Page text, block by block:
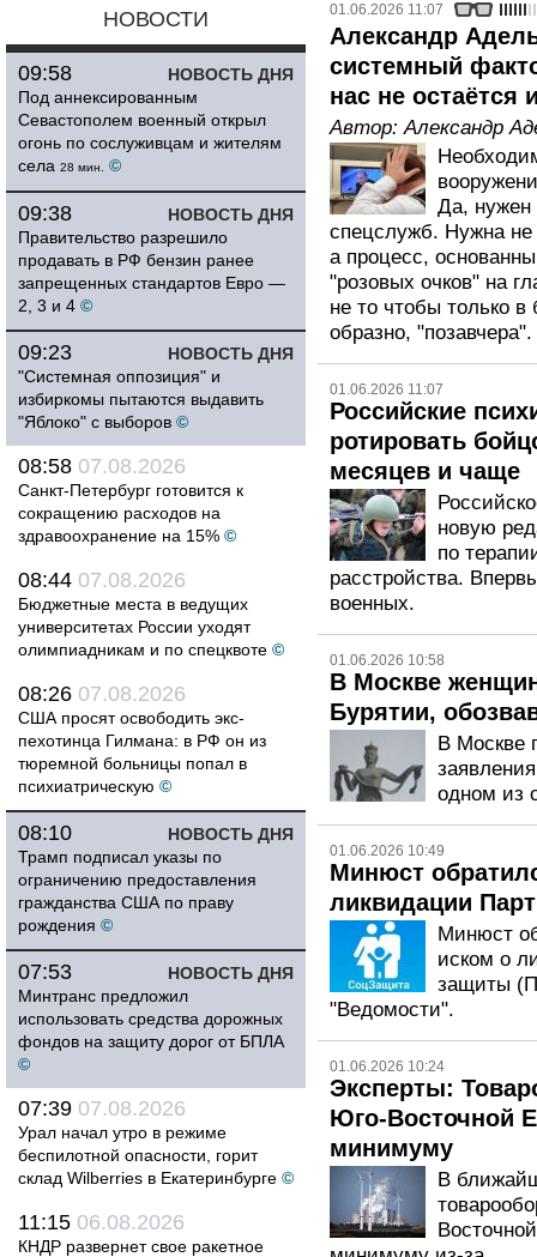
НОВОСТИ
НОВОСТЬ ДНЯ
09:58
Под аннексированным
Севастополем военный открыл
огонь по сослуживцам и жителям
села 28 мин. ©
НОВОСТЬ ДНЯ
09:38
Правительство разрешило
продавать в РФ бензин ранее
запрещенных стандартов Евро —
2, 3 и 4 ©
НОВОСТЬ ДНЯ
09:23
"Системная оппозиция" и
избиркомы пытаются выдавить
"Яблоко" с выборов ©
08:58 07.08.2026
Санкт-Петербург готовится к
сокращению расходов на
здравоохранение на 15% ©
08:44 07.08.2026
Бюджетные места в ведущих
университетах России уходят
олимпиадникам и по спецквоте ©
08:26 07.08.2026
США просят освободить экс-
пехотинца Гилмана: в РФ он из
тюремной больницы попал в
психиатрическую ©
НОВОСТЬ ДНЯ
08:10
Трамп подписал указы по
ограничению предоставления
гражданства США по праву
рождения ©
НОВОСТЬ ДНЯ
07:53
Минтранс предложил
использовать средства дорожных
фондов на защиту дорог от БПЛА
©
07:39 07.08.2026
Урал начал утро в режиме
беспилотной опасности, горит
склад Wilberries в Екатеринбурге ©
11:15 06.08.2026
КНДР развернет свое ракетное
01.06.2026 11:07
Александр
системный
нас не остаётся
Автор:Александр
Да, нужен
спецслужб. Нужна не
а процесс,
"розовых очков" на
не то чтобы только
образно, "позавчера".
01.06.2026 11:07
Российские
ротировать
месяцев и чаще
новую
по
расстройства.
военных.
01.06.2026 10:58
В Москве
Бурятии,
В Москве
одном из
01.06.2026 10:49
Минюст
ликвидации
Минюст
иском о
защиты
"Ведомости".
01.06.2026 10:24
Эксперты:
Юго-Восточной
минимуму
В